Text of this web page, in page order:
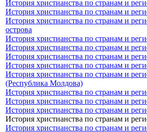
История христианства по странам и
История христианства по странам и
История христианства по странам и
острова
История христианства по странам и
История христианства по странам и
История христианства по странам и
История христианства по странам и
История христианства по странам и
(Республика Молдова)
История христианства по странам и
История христианства по странам и
История христианства по странам и
История христианства по странам и
История христианства по странам и